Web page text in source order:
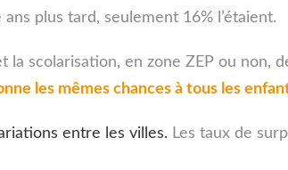
plus tard, seulement 16% l’étaient.
scolarisation, en zone ZEP ou non,
les mêmes chances à tous les
entre les villes. Les taux de